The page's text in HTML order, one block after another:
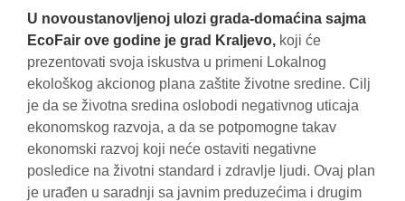
U novoustanovljenoj ulozi grada-domaćina sajma
EcoFair ove godine je grad Kraljevo, koji će
prezentovati svoja iskustva u primeni Lokalnog
ekološkog akcionog plana zaštite životne sredine. Cilj
je da se životna sredina oslobodi negativnog uticaja
ekonomskog razvoja, a da se potpomogne takav
ekonomski razvoj koji neće ostaviti negativne
posledice na životni standard i zdravlje ljudi. Ovaj plan
je urađen u saradnji sa javnim preduzećima i drugim